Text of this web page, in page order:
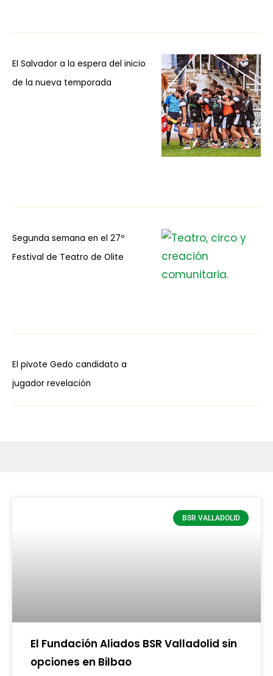
El Salvador a la espera del inicio
de la nueva temporada
Segunda semana en el 27º
Festival de Teatro de Olite
El pivote Gedo candidato a
jugador revelación
BSR VALLADOLID
El Fundación Aliados BSR Valladolid sin
opciones en Bilbao